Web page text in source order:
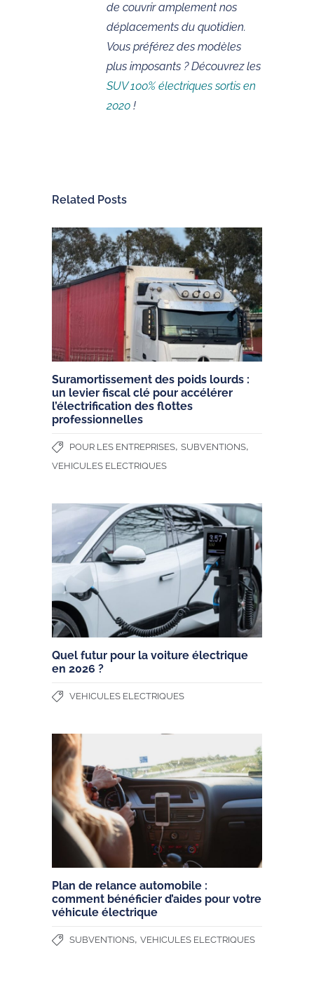
de couvrir amplement nos
déplacements du quotidien.
Vous préférez des modèles
plus imposants ? Découvrez les
SUV 100% électriques sortis en
2020 !
Related Posts
Suramortissement des poids lourds :
un levier fiscal clé pour accélérer
l’électrification des flottes
professionnelles
POUR LES ENTREPRISES, SUBVENTIONS,
VEHICULES ELECTRIQUES
Quel futur pour la voiture électrique
en 2026 ?
VEHICULES ELECTRIQUES
Plan de relance automobile :
comment bénéficier d’aides pour votre
véhicule électrique
SUBVENTIONS, VEHICULES ELECTRIQUES